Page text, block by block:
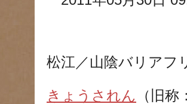
松江／山陰バリアフ
きょうされん
（旧